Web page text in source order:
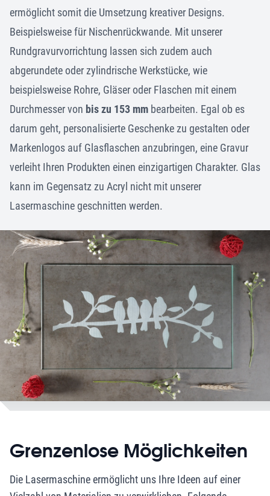
ermöglicht somit die Umsetzung kreativer Designs.
Beispielsweise für Nischen­rückwande. Mit unserer
Rundgravurvorrichtung lassen sich zudem auch
abgerundete oder zylindrische Werkstücke, wie
beispielsweise Rohre, Gläser oder Flaschen mit einem
Durchmesser von bis zu 153 mm bearbeiten. Egal ob es
darum geht, personalisierte Geschenke zu gestalten oder
Markenlogos auf Glasflaschen anzubringen, eine Gravur
verleiht Ihren Produkten einen einzigartigen Charakter. Glas
kann im Gegensatz zu Acryl nicht mit unserer
Lasermaschine geschnitten werden.
Grenzenlose Möglichkeiten
Die Lasermaschine ermöglicht uns Ihre Ideen auf einer